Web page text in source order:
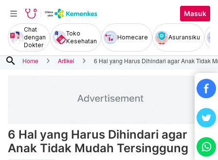
Masuk
Chat
dengan
Dokter
Toko
Kesehatan
Homecare Asuransiku
search Home Artikel 6 Hal yang Harus Dihindari agar Anak Tidak
6 Hal yang Harus Dihindari agar
Anak Tidak Mudah Tersinggung